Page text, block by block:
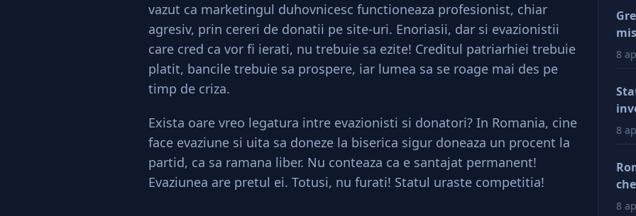
vazut ca marketingul duhovnicesc functioneaza profesionist, chiar
agresiv, prin cereri de donatii pe site-uri. Enoriasii, dar si evazionistii
care cred ca vor fi ierati, nu trebuie sa ezite! Creditul patriarhiei trebuie
platit, bancile trebuie sa prospere, iar lumea sa se roage mai des pe
timp de criza.
Exista oare vreo legatura intre evazionisti si donatori? In Romania, cine
face evaziune si uita sa doneze la biserica sigur doneaza un procent la
partid, ca sa ramana liber. Nu conteaza ca e santajat permanent!
Evaziunea are pretul ei. Totusi, nu furati! Statul uraste competitia!
8
rău
8
8